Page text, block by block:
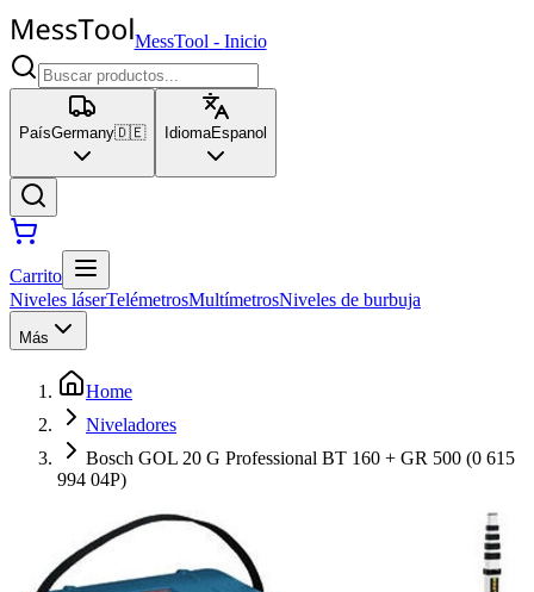
MessTool - Inicio
PaísGermany🇩🇪 IdiomaEspanol
Carrito
Niveles láserTelémetrosMultímetrosNiveles de burbuja
Más
Home
Niveladores
Bosch GOL 20 G Professional BT 160 + GR 500 (0 615
994 04P)